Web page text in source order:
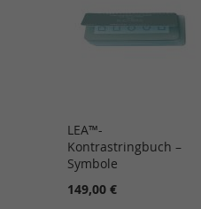
LEA™-
Kontrastringbuch –
Symbole
149,00 €